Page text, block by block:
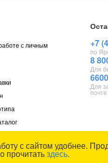
с личным
+7
по
8
Для
Для
почте
с сайтом удобнее.
здесь.